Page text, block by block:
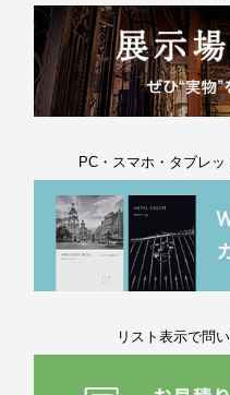
PC・スマホ・タブレッ
リスト表示で問